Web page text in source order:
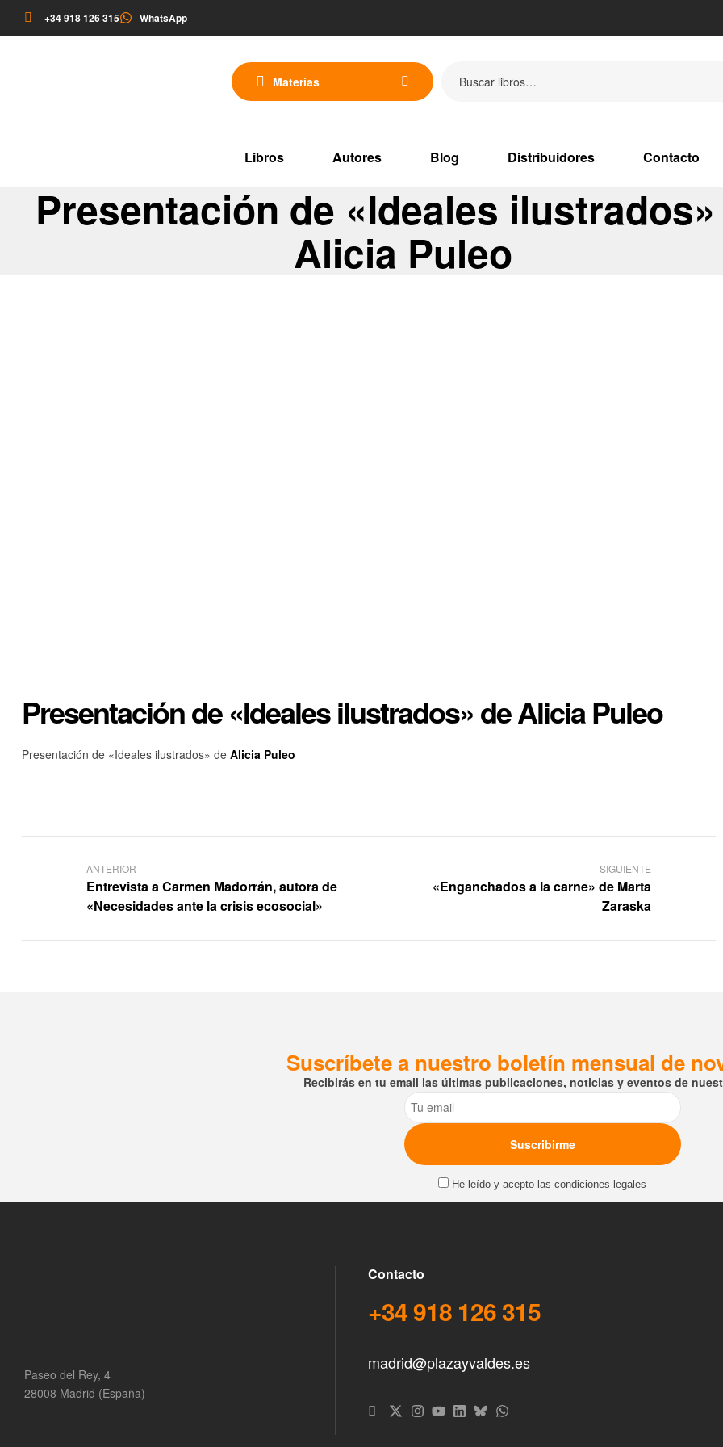
+34 918 126 315 WhatsApp
Materias
Libros Autores Blog Distribuidores Contacto
Presentación de «Ideales
Alicia Puleo
Presentación de «Ideales ilustrados» de Alicia Puleo
Presentación de «Ideales ilustrados» de Alicia Puleo
ANTERIOR
Entrevista a Carmen Madorrán, autora de
«Necesidades ante la crisis ecosocial»
SIGUIENTE
«Enganchados a la carne» de Marta
Zaraska
Suscríbete a nuestro boletín mensual de
Recibirás en tu email las últimas publicaciones, noticias y eventos de
Email
He leído y acepto las condiciones legales
Paseo del Rey, 4
28008 Madrid (España)
Contacto
+34 918 126 315
madrid@plazayvaldes.es